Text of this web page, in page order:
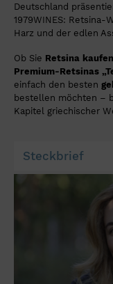
Deutschland
1979WINES: Retsina-
Harz und der edlen
Ob Sie Retsina kaufen
Premium-Retsinas
einfach den besten
bestellen möchten –
Kapitel griechischer
Steckbrief